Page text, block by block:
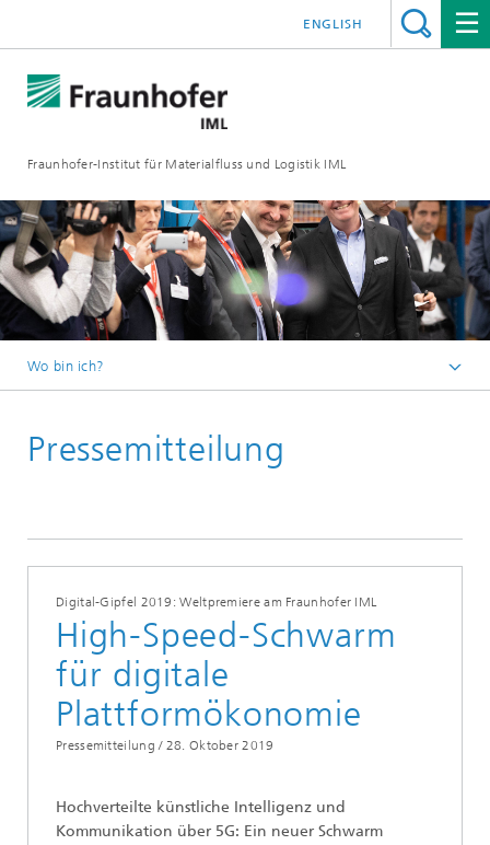
Fraunhofer-Institut für Materialfluss und Logistik IML
ENGLISH
Wo bin ich?
Presse / Medien
Pressemitteilung
Digital-Gipfel 2019: Weltpremiere am Fraunhofer IML
High-Speed-Schwarm
für digitale
Plattformökonomie
Pressemitteilung / 28. Oktober 2019
Hochverteilte künstliche Intelligenz und
Kommunikation über 5G: Ein neuer Schwarm